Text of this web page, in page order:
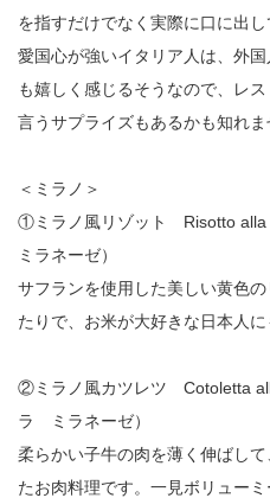
を指すだけでなく実際に口に出し
愛国心が強いイタリア人は、外
も嬉しく感じるそうなので、レ
言うサプライズもあるかも知れま
＜ミラノ＞
①ミラノ風リゾット Risotto
ミラネーゼ）
サフランを使用した美しい黄色
たりで、お米が大好きな日本人に
②ミラノ風カツレツ Cotoletta
ラ ミラネーゼ）
柔らかい子牛の肉を薄く伸ばし
たお肉料理です。一見ボリュー